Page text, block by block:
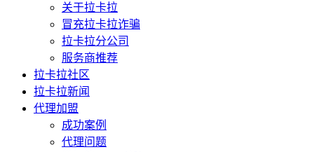
关于拉卡拉
冒充拉卡拉诈骗
拉卡拉分公司
服务商推荐
拉卡拉社区
拉卡拉新闻
代理加盟
成功案例
代理问题